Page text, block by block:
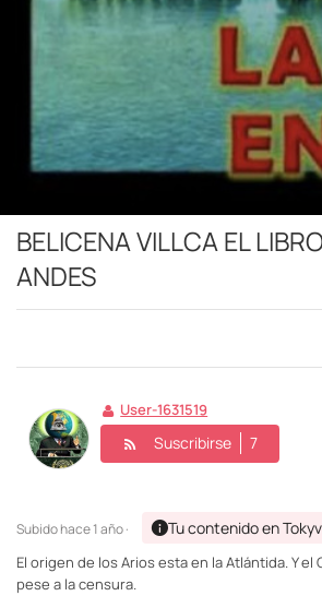
BELICENA VILLCA EL
ANDES
User-1631519
Suscribirse 7
Subidohace 1 año · Tu contenido en
El origen de los Arios esta en la Atlántida. Y
pese a la censura.